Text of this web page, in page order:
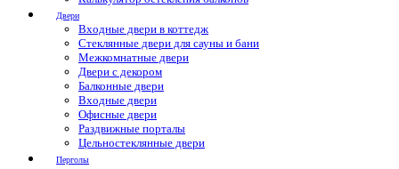
Двери
Входные двери в коттедж
Стеклянные двери для сауны и бани
Межкомнатные двери
Двери с декором
Балконные двери
Входные двери
Офисные двери
Раздвижные порталы
Цельностеклянные двери
Перголы